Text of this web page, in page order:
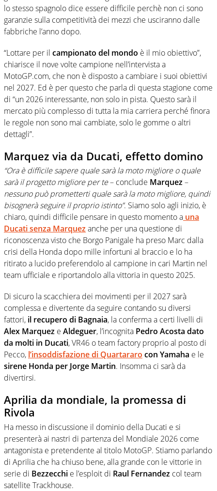
lo stesso spagnolo dice essere difficile perchè non ci sono
garanzie sulla competitività dei mezzi che usciranno dalle
fabbriche l’anno dopo.
“Lottare per il campionato del mondo è il mio obiettivo”,
chiarisce il nove volte campione nell’intervista a
MotoGP.com, che non è disposto a cambiare i suoi obiettivi
nel 2027. Ed è per questo che parla di questa stagione come
di “un 2026 interessante, non solo in pista. Questo sarà il
mercato più complesso di tutta la mia carriera perché finora
le regole non sono mai cambiate, solo le gomme o altri
dettagli”.
Marquez via da Ducati, effetto domino
“Ora è difficile sapere quale sarà la moto migliore o quale
sarà il progetto migliore per te– conclude Marquez–
nessuno può prometterti quale sarà la moto migliore, quindi
bisognerà seguire il proprio istinto”. Siamo solo agli inizio, è
chiaro, quindi difficile pensare in questo momento a una
Ducati senza Marquez anche per una questione di
riconoscenza visto che Borgo Panigale ha preso Marc dalla
crisi della Honda dopo mille infortuni al braccio e lo ha
ritirato a lucido preferendolo al campione in cari Martin nel
team ufficiale e riportandolo alla vittoria in questo 2025.
Di sicuro la scacchiera dei movimenti per il 2027 sarà
complessa e divertente da seguire contando su diversi
fattori, il recupero di Bagnaia, la conferma a certi livelli di
Alex Marquez e Aldeguer, l’incognita Pedro Acosta dato
da molti in Ducati, VR46 o team factory proprio al posto di
Pecco, l’insoddisfazione di Quartararo con Yamaha e le
sirene Honda per Jorge Martin. Insomma ci sarà da
divertirsi.
Aprilia da mondiale, la promessa di
Rivola
Ha messo in discussione il dominio della Ducati e si
presenterà ai nastri di partenza del Mondiale 2026 come
antagonista e pretendente al titolo MotoGP. Stiamo parlando
di Aprilia che ha chiuso bene, alla grande con le vittorie in
serie di Bezzecchi e l’esploit di Raul Fernandez col team
satellite Trackhouse.